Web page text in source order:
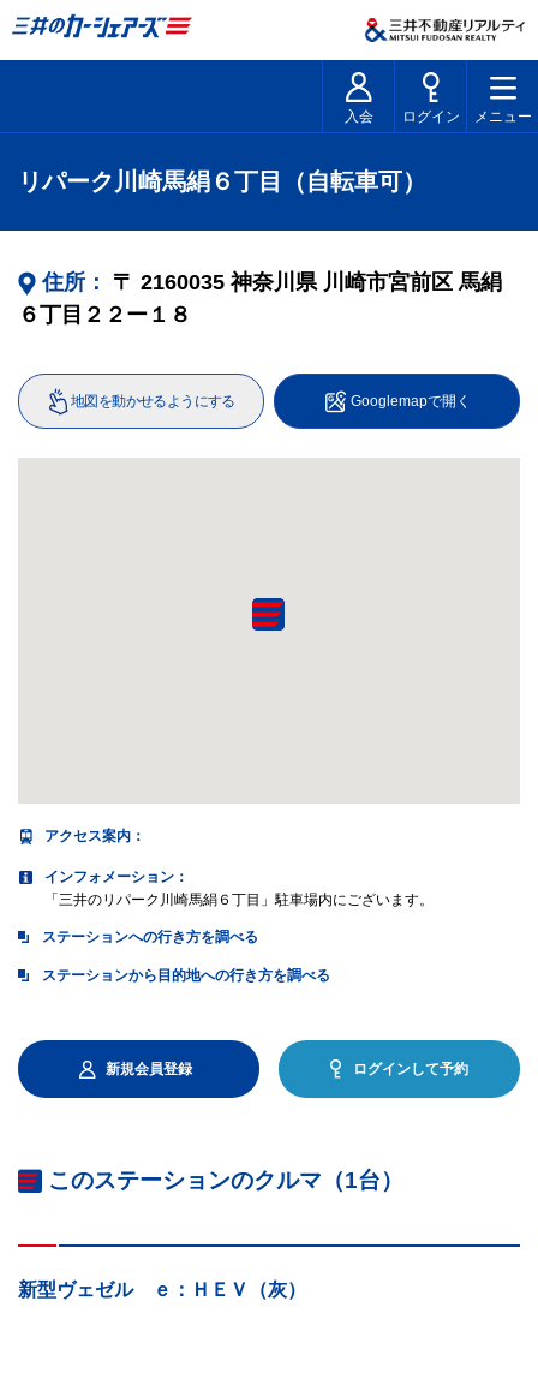
入会 ログイン メニュー
リパーク川崎馬絹６丁目（自転車可）
住所： 〒 2160035 神奈川県 川崎市宮前区 馬絹
６丁目２２ー１８
地図を動かせるようにする Googlemapで開く
アクセス案内 ：
インフォメーション：
「三井のリパーク川崎馬絹６丁目」駐車場内にございます。
ステーションへの行き方を調べる
ステーションから目的地への行き方を調べる
新規会員登録 ログインして予約
このステーションのクルマ（1台）
新型ヴェゼル ｅ：ＨＥＶ（灰）